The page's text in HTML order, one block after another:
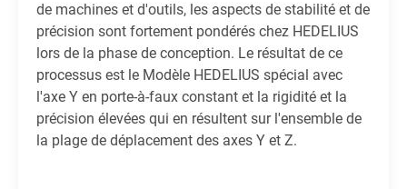
de machines et d'outils, les aspects de stabilité et de
précision sont fortement pondérés chez HEDELIUS
lors de la phase de conception. Le résultat de ce
processus est le Modèle HEDELIUS spécial avec
l'axe Y en porte-à-faux constant et la rigidité et la
précision élevées qui en résultent sur l'ensemble de
la plage de déplacement des axes Y et Z.